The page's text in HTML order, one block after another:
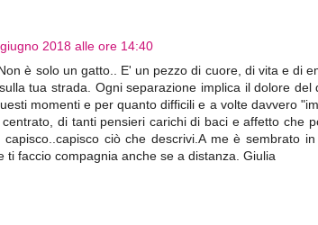
2018 alle ore 14:40
è solo un gatto.. E' un pezzo di cuore, di vita e di
tua strada. Ogni separazione implica il dolore
momenti e per quanto difficili e a volte davvero
di tanti pensieri carichi di baci e affetto che
capisco..capisco ciò che descrivi.A me è sembrato
ti faccio compagnia anche se a distanza. Giulia